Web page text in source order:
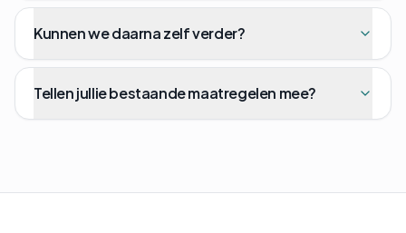
Kunnen we daarna zelf verder?
Tellen jullie bestaande maatregelen mee?